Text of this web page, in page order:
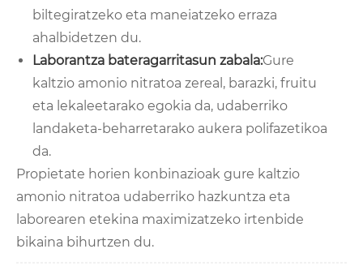
biltegiratzeko eta maneiatzeko erraza
ahalbidetzen du.
Laborantza bateragarritasun zabala:Gure
kaltzio amonio nitratoa zereal, barazki, fruitu
eta lekaleetarako egokia da, udaberriko
landaketa-beharretarako aukera polifazetikoa
da.
Propietate horien konbinazioak gure kaltzio
amonio nitratoa udaberriko hazkuntza eta
laborearen etekina maximizatzeko irtenbide
bikaina bihurtzen du.